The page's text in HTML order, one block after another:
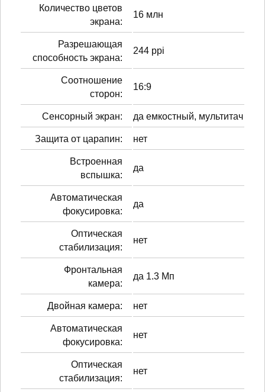
Количество цветов
экрана:
16 млн
Разрешающая
способность экрана:
244 ppi
Соотношение
сторон:
16:9
Сенсорный экран: да емкостный, мультитач
Защита от царапин: нет
Встроенная
вспышка:
да
Автоматическая
фокусировка:
да
Оптическая
стабилизация:
нет
Фронтальная
камера:
да 1.3 Мп
Двойная камера: нет
Автоматическая
фокусировка:
нет
Оптическая
стабилизация:
нет